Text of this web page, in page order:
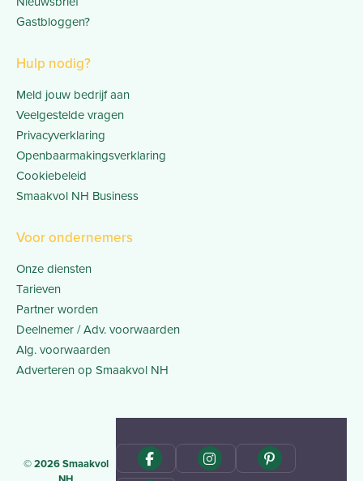
Gastbloggen?
Hulp nodig?
Meld jouw bedrijf aan
Veelgestelde vragen
Privacyverklaring
Openbaarmakingsverklaring
Cookiebeleid
Smaakvol NH Business
Voor ondernemers
Onze diensten
Tarieven
Partner worden
Deelnemer / Adv. voorwaarden
Alg. voorwaarden
Adverteren op Smaakvol NH
© 2026 Smaakvol